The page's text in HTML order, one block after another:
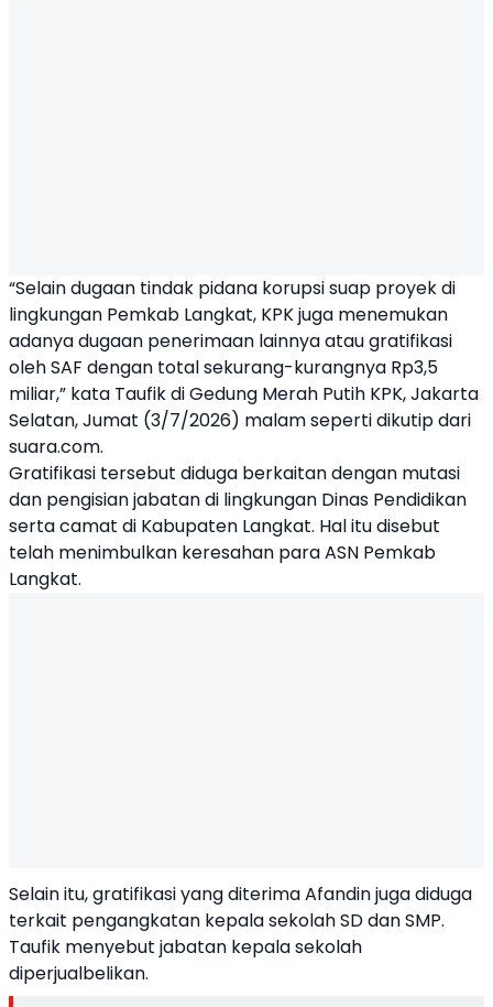
“Selain dugaan tindak pidana korupsi suap proyek di
lingkungan Pemkab Langkat, KPK juga menemukan
adanya dugaan penerimaan lainnya atau gratifikasi
oleh SAF dengan total sekurang-kurangnya Rp3,5
miliar,” kata Taufik di Gedung Merah Putih KPK, Jakarta
Selatan, Jumat (3/7/2026) malam seperti dikutip dari
suara.com.
Gratifikasi tersebut diduga berkaitan dengan mutasi
dan pengisian jabatan di lingkungan Dinas Pendidikan
serta camat di Kabupaten Langkat. Hal itu disebut
telah menimbulkan keresahan para ASN Pemkab
Langkat.
Selain itu, gratifikasi yang diterima Afandin juga diduga
terkait pengangkatan kepala sekolah SD dan SMP.
Taufik menyebut jabatan kepala sekolah
diperjualbelikan.